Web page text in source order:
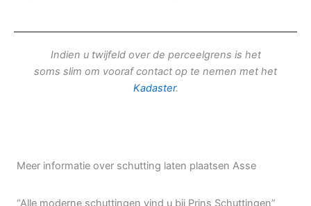
Indien u twijfeld over de perceelgrens is het
soms slim om vooraf contact op te nemen met het
Kadaster.
Meer informatie over schutting laten plaatsen Asse
“Alle moderne schuttingen vind u bij Prins Schuttingen”